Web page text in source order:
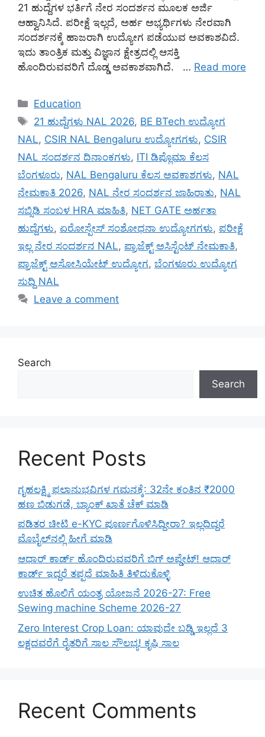
21 ಹುದ್ದೆಗಳ ಭರ್ತಿಗೆ ನೇರ ಸಂದರ್ಶನ ಮೂಲಕ ಅರ್ಜಿ
ಆಹ್ವಾನಿಸಿದೆ. ಪರೀಕ್ಷೆ ಇಲ್ಲದೆ, ಅರ್ಹ ಅಭ್ಯರ್ಥಿಗಳು ನೇರವಾಗಿ
ಸಂದರ್ಶನಕ್ಕೆ ಹಾಜರಾಗಿ ಉದ್ಯೋಗ ಪಡೆಯುವ ಅವಕಾಶವಿದೆ.
ಇದು ತಾಂತ್ರಿಕ ಮತ್ತು ವಿಜ್ಞಾನ ಕ್ಷೇತ್ರದಲ್ಲಿ ಆಸಕ್ತಿ
ಹೊಂದಿರುವವರಿಗೆ ದೊಡ್ಡ ಅವಕಾಶವಾಗಿದೆ. … Read more
Categories
Education
Tags
21 ಹುದ್ದೆಗಳು NAL 2026, BE BTech ಉದ್ಯೋಗ
NAL, CSIR NAL Bengaluru ಉದ್ಯೋಗಗಳು, CSIR
NAL ಸಂದರ್ಶನ ದಿನಾಂಕಗಳು, ITI ಡಿಪ್ಲೊಮಾ ಕೆಲಸ
ಬೆಂಗಳೂರು, NAL Bengaluru ಕೆಲಸ ಅವಕಾಶಗಳು, NAL
ನೇಮಕಾತಿ 2026, NAL ನೇರ ಸಂದರ್ಶನ ಜಾಹಿರಾತು, NAL
ಸಬ್ಸಿಡಿ ಸಂಬಳ HRA ಮಾಹಿತಿ, NET GATE ಅರ್ಹತಾ
ಹುದ್ದೆಗಳು, ಏರೋಸ್ಪೇಸ್ ಸಂಶೋಧನಾ ಉದ್ಯೋಗಗಳು, ಪರೀಕ್ಷೆ
ಇಲ್ಲ ನೇರ ಸಂದರ್ಶನ NAL, ಪ್ರಾಜೆಕ್ಟ್ ಅಸಿಸ್ಟೆಂಟ್ ನೇಮಕಾತಿ,
ಪ್ರಾಜೆಕ್ಟ್ ಅಸೋಸಿಯೇಟ್ ಉದ್ಯೋಗ, ಬೆಂಗಳೂರು ಉದ್ಯೋಗ
ಸುದ್ದಿ NAL
Leave a comment
Search
Search
Recent Posts
ಗೃಹಲಕ್ಷ್ಮಿ ಫಲಾನುಭವಿಗಳ ಗಮನಕ್ಕೆ: 32ನೇ ಕಂತಿನ ₹2000
ಹಣ ಬಿಡುಗಡೆ, ಬ್ಯಾಂಕ್ ಖಾತೆ ಚೆಕ್ ಮಾಡಿ
ಪಡಿತರ ಚೀಟಿ e-KYC ಪೂರ್ಣಗೊಳಿಸಿದ್ದೀರಾ? ಇಲ್ಲದಿದ್ದರೆ
ಮೊಬೈಲ್‌ನಲ್ಲಿ ಹೀಗೆ ಮಾಡಿ
ಆಧಾರ್ ಕಾರ್ಡ್ ಹೊಂದಿರುವವರಿಗೆ ಬಿಗ್ ಅಪ್ಡೇಟ್! ಆಧಾರ್
ಕಾರ್ಡ್ ಇದ್ದರೆ ತಪ್ಪದೆ ಮಾಹಿತಿ ತಿಳಿದುಕೊಳ್ಳಿ
ಉಚಿತ ಹೊಲಿಗೆ ಯಂತ್ರ ಯೋಜನೆ 2026-27: Free
Sewing machine Scheme 2026-27
Zero Interest Crop Loan: ಯಾವುದೇ ಬಡ್ಡಿ ಇಲ್ಲದೆ 3
ಲಕ್ಷದವರೆಗೆ ರೈತರಿಗೆ ಸಾಲ ಸೌಲಭ್ಯ! ಕೃಷಿ ಸಾಲ
Recent Comments